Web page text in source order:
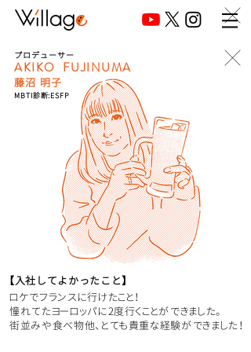
プロデューサー
AKIKO FUJINUMA
藤沼 明子
MBTI診断:ESFP
【入社してよかったこと】
ロケでフランスに行けたこと！
憧れてたヨーロッパに2度行くことができました。
街並みや食べ物他、とても貴重な経験ができました！